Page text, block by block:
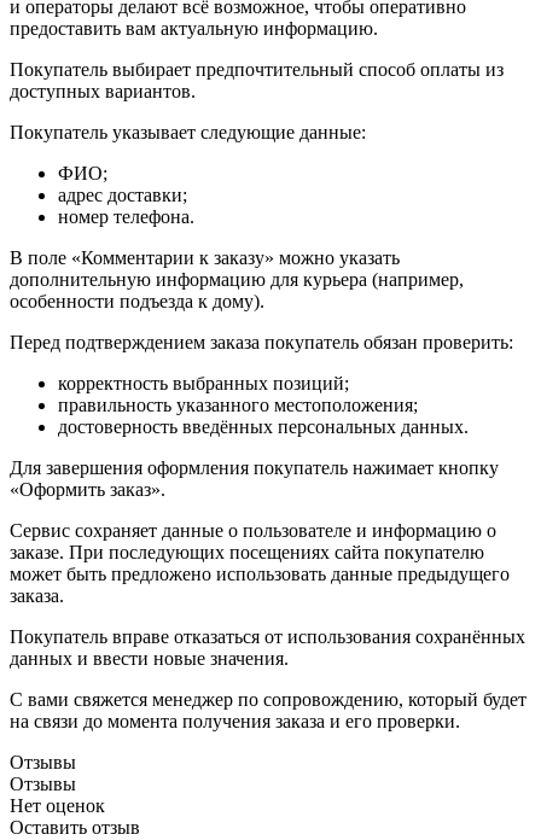
и операторы делают всё возможное, чтобы оперативно
предоставить вам актуальную информацию.
Покупатель выбирает предпочтительный способ оплаты из
доступных вариантов.
Покупатель указывает следующие данные:
ФИО;
адрес доставки;
номер телефона.
В поле «Комментарии к заказу» можно указать
дополнительную информацию для курьера (например,
особенности подъезда к дому).
Перед подтверждением заказа покупатель обязан проверить:
корректность выбранных позиций;
правильность указанного местоположения;
достоверность введённых персональных данных.
Для завершения оформления покупатель нажимает кнопку
«Оформить заказ».
Сервис сохраняет данные о пользователе и информацию о
заказе. При последующих посещениях сайта покупателю
может быть предложено использовать данные предыдущего
заказа.
Покупатель вправе отказаться от использования сохранённых
данных и ввести новые значения.
С вами свяжется менеджер по сопровождению, который будет
на связи до момента получения заказа и его проверки.
Отзывы
Отзывы
Нет оценок
Оставить отзыв